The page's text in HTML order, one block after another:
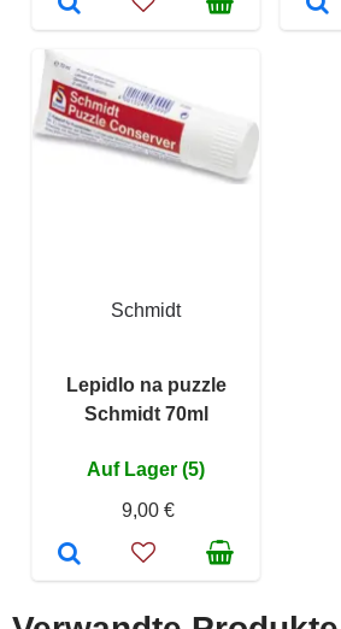
Schmidt
Lepidlo na puzzle
Schmidt 70ml
Auf Lager (5)
9,00 €